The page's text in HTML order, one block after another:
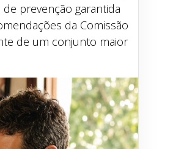
prevenção garantida
da Comissão
de um conjunto maior